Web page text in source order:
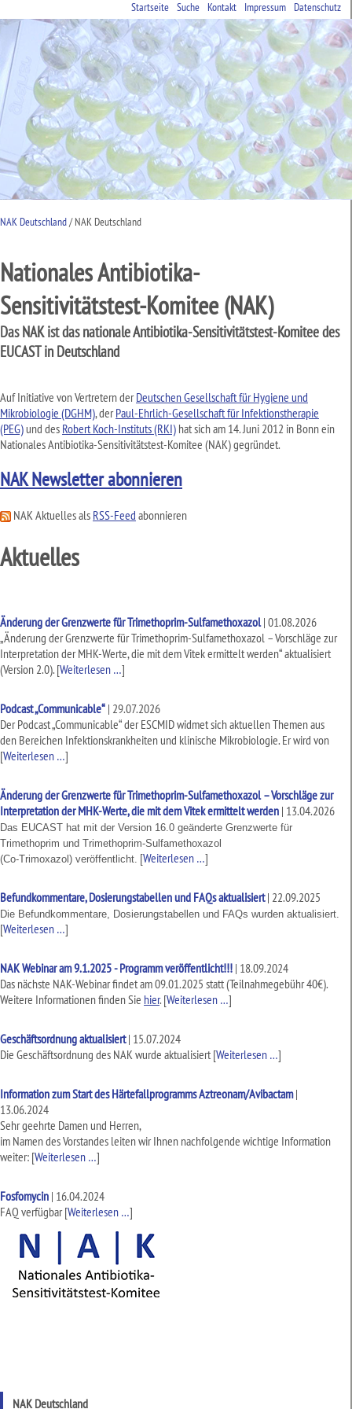
Startseite Suche Kontakt Impressum Datenschutz
NAK Deutschland NAK Deutschland
Nationales Antibiotika-
Sensitivitätstest-Komitee (NAK)
Das NAK ist das nationale Antibiotika-Sensitivitätstest-Komitee des
EUCAST in Deutschland
Auf Initiative von Vertretern derDeutschen Gesellschaft für Hygiene und
Mikrobiologie (DGHM), derPaul-Ehrlich-Gesellschaft für Infektionstherapie
(PEG)und des Robert Koch-Instituts (RKI) hat sich am 14. Juni 2012 in Bonn ein
Nationales Antibiotika-Sensitivitätstest-Komitee (NAK) gegründet.
NAK Newsletter abonnieren
NAK Aktuelles als RSS-Feed abonnieren
Aktuelles
Änderung der Grenzwerte für Trimethoprim-Sulfamethoxazol | 01.08.2026
„Änderung der Grenzwerte für Trimethoprim-Sulfamethoxazol – Vorschläge zur
Interpretation der MHK-Werte, die mit dem Vitek ermittelt werden“ aktualisiert
(Version 2.0). [Weiterlesen …]
Podcast „Communicable“ | 29.07.2026
Der Podcast „Communicable“ der ESCMID widmet sich aktuellen Themen aus
den Bereichen Infektionskrankheiten und klinische Mikrobiologie. Er wird von
[Weiterlesen …]
Änderung der Grenzwerte für Trimethoprim-Sulfamethoxazol – Vorschläge zur
Interpretation der MHK-Werte, die mit dem Vitek ermittelt werden | 13.04.2026
Das EUCAST hat mit der Version 16.0 geänderte Grenzwerte für
Trimethoprim und Trimethoprim-Sulfamethoxazol
(Co-Trimoxazol) veröffentlicht. [Weiterlesen …]
Befundkommentare, Dosierungstabellen und FAQs aktualisiert | 22.09.2025
Die Befundkommentare, Dosierungstabellen und FAQs wurden aktualisiert.
[Weiterlesen …]
NAK Webinar am 9.1.2025 - Programm veröffentlicht!!! | 18.09.2024
Das nächste NAK-Webinar findet am 09.01.2025 statt (Teilnahmegebühr 40€).
Weitere Informationen finden Sie hier. [Weiterlesen …]
Geschäftsordnung aktualisiert | 15.07.2024
Die Geschäftsordnung des NAK wurde aktualisiert [Weiterlesen …]
Information zum Start des Härtefallprogramms Aztreonam/Avibactam |
13.06.2024
Sehr geehrte Damen und Herren,
im Namen des Vorstandes leiten wir Ihnen nachfolgende wichtige Information
weiter: [Weiterlesen …]
Fosfomycin | 16.04.2024
FAQ verfügbar [Weiterlesen …]
NAK Deutschland